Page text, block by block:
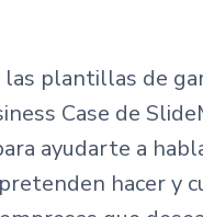
plantillas de
Case de
ayudarte a
hacer y